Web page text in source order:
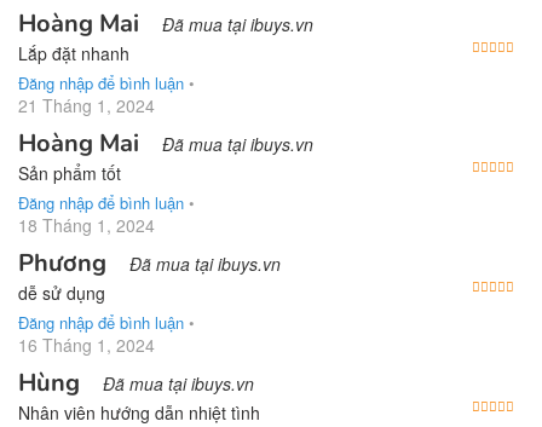
Hoàng Mai Đã mua tại ibuys.vn
Lắp đặt nhanh
Đăng nhập để bình luận •
21 Tháng 1, 2024
Hoàng Mai Đã mua tại ibuys.vn
Sản phẩm tốt
Đăng nhập để bình luận •
18 Tháng 1, 2024
Phương Đã mua tại ibuys.vn
dễ sử dụng
Đăng nhập để bình luận •
16 Tháng 1, 2024
Hùng Đã mua tại ibuys.vn
Nhân viên hướng dẫn nhiệt tình